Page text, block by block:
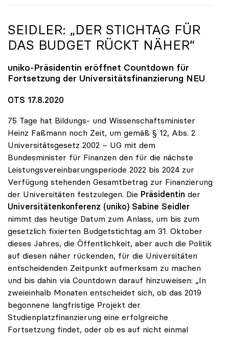
SEIDLER: „DER STICHTAG FÜR
DAS BUDGET RÜCKT NÄHER“
uniko-Präsidentin eröffnet Countdown für
Fortsetzung der Universitätsfinanzierung NEU
OTS 17.8.2020
75 Tage hat Bildungs- und Wissenschaftsminister
Heinz Faßmann noch Zeit, um gemäß § 12, Abs. 2
Universitätsgesetz 2002 – UG mit dem
Bundesminister für Finanzen den für die nächste
Leistungsvereinbarungsperiode 2022 bis 2024 zur
Verfügung stehenden Gesamtbetrag zur Finanzierung
der Universitäten festzulegen. Die Präsidentin der
Universitätenkonferenz (uniko) Sabine Seidler
nimmt das heutige Datum zum Anlass, um bis zum
gesetzlich fixierten Budgetstichtag am 31. Oktober
dieses Jahres, die Öffentlichkeit, aber auch die Politik
auf diesen näher rückenden, für die Universitäten
entscheidenden Zeitpunkt aufmerksam zu machen
und bis dahin via Countdown darauf hinzuweisen: „In
zweieinhalb Monaten entscheidet sich, ob das 2019
begonnene langfristige Projekt der
Studienplatzfinanzierung eine erfolgreiche
Fortsetzung findet, oder ob es auf nicht einmal